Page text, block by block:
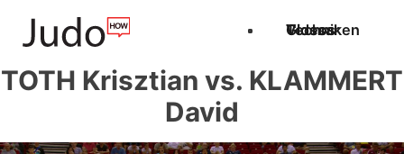
Techniken
Videos
Glossar
TOTH Krisztian vs. KLAMMERT
David